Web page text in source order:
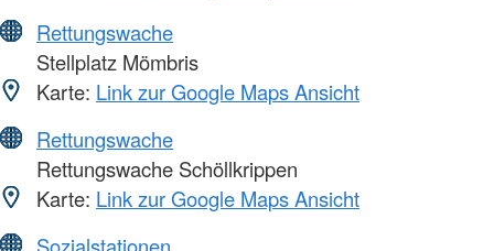
Rettungswache
Stellplatz Mömbris
Karte: Link zur Google Maps Ansicht
Rettungswache
Rettungswache Schöllkrippen
Karte: Link zur Google Maps Ansicht
Sozialstationen